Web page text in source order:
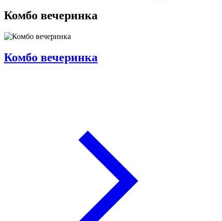
Комбо вечеринка
Комбо вечеринка